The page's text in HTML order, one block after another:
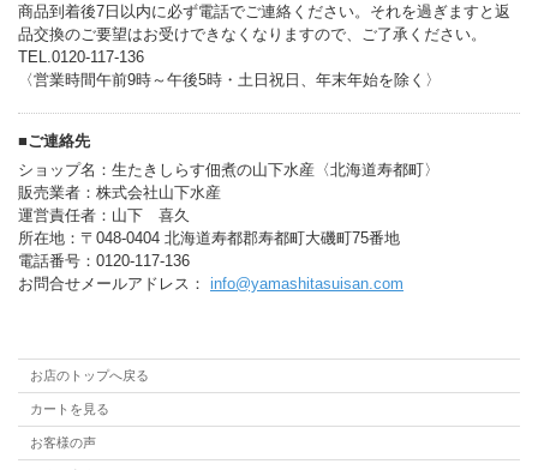
商品到着後7日以内に必ず電話でご連絡ください。それを過ぎますと返
品交換のご要望はお受けできなくなりますので、ご了承ください。
TEL.0120-117-136
〈営業時間午前9時～午後5時・土日祝日、年末年始を除く〉
■ご連絡先
ショップ名：生たきしらす佃煮の山下水産〈北海道寿都町〉
販売業者：株式会社山下水産
運営責任者：山下 喜久
所在地：〒048-0404 北海道寿都郡寿都町大磯町75番地
電話番号：0120-117-136
お問合せメールアドレス： info@yamashitasuisan.com
お店のトップへ戻る
カートを見る
お客様の声